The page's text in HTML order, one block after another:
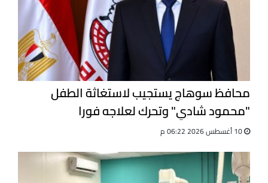
محافظ سوهاج يستجيب لاستغاثة الطفل
"محمود شادي" وتحرك لعلاجه فورا